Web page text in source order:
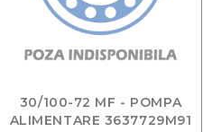
30/100-72 MF - POMPA
ALIMENTARE 3637729M91